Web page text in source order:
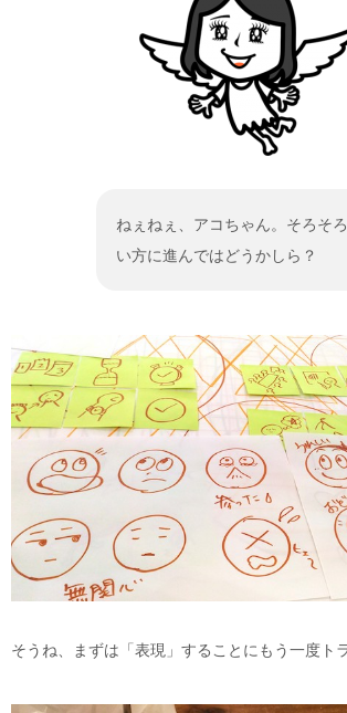
ねぇねぇ、アコちゃん。そろそ
い方に進んではどうかしら？
そうね、まずは「表現」することにもう一度ト